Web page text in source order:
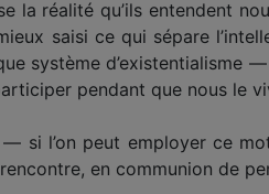
la réalité qu’ils entendent
saisi ce qui sépare
système d’existentialisme
pendant que nous le
— si l’on peut employer ce
en communion de